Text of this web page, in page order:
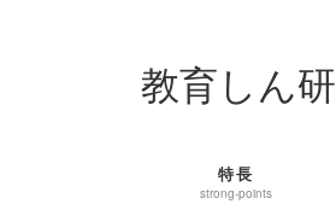
教育しん研
特長
strong-points